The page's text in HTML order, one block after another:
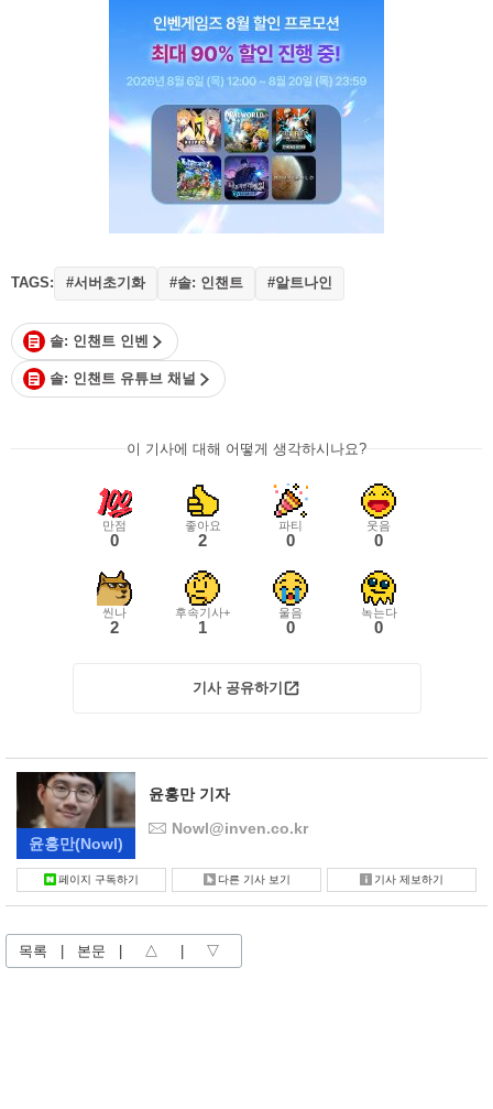
TAGS: #서버초기화 #솔: 인챈트 #알트나인
솔: 인챈트 인벤
솔: 인챈트 유튜브 채널
이 기사에 대해 어떻게 생각하시나요?
만점
0
좋아요
2
파티
0
웃음
0
씬나
2
후속기사+
1
울음
0
녹는다
0
기사 공유하기
윤홍만(Nowl)
윤홍만 기자
Nowl@inven.co.kr
페이지 구독하기 다른 기사 보기 기사 제보하기
목록 본문 △ ▽